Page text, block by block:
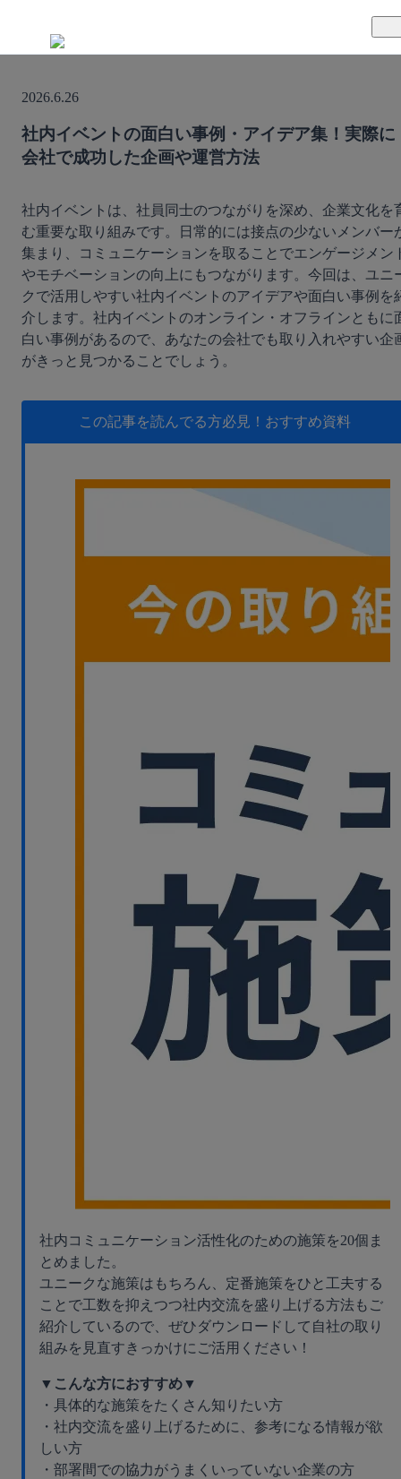
TUNAGの特徴
サポート体制
セキュリティ体制
導入事例
活用方法
運営会社
セミナー
お役立ち資料
無料デモ を見る
2026.6.26
社内イベントの面白い事例・アイデア集！実際に
会社で成功した企画や運営方法
社内イベントは、社員同士のつながりを深め、企業文化を
む重要な取り組みです。日常的には接点の少ないメンバー
集まり、コミュニケーションを取ることでエンゲージメン
やモチベーションの向上にもつながります。今回は、ユニ
クで活用しやすい社内イベントのアイデアや面白い事例を
介します。社内イベントのオンライン・オフラインともに
白い事例があるので、あなたの会社でも取り入れやすい企
がきっと見つかることでしょう。
この記事を読んでる方必見！ おすすめ資料
社内コミュニケーション活性化のための施策を20個ま
とめました。
ユニークな施策はもちろん、定番施策をひと工夫する
ことで工数を抑えつつ社内交流を盛り上げる方法もご
紹介しているので、ぜひダウンロードして自社の取り
組みを見直すきっかけにご活用ください！
▼こんな方におすすめ▼
・具体的な施策をたくさん知りたい方
・社内交流を盛り上げるために、参考になる情報が欲
しい方
・部署間での協力がうまくいっていない企業の方